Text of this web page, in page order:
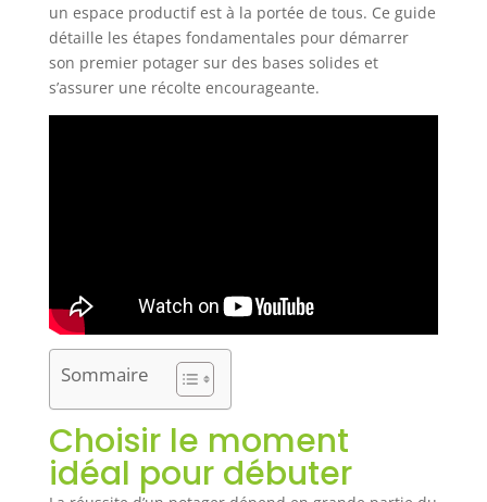
un espace productif est à la portée de tous. Ce guide
détaille les étapes fondamentales pour démarrer
son premier potager sur des bases solides et
s’assurer une récolte encourageante.
Sommaire
Choisir le moment
idéal pour débuter